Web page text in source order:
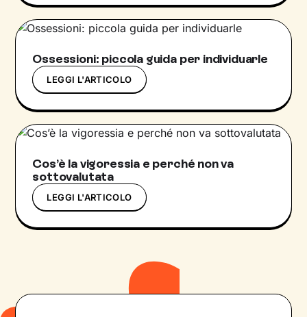
Ossessioni: piccola guida per individuarle
LEGGI L'ARTICOLO
Cos’è la vigoressia e perché non va
sottovalutata
LEGGI L'ARTICOLO